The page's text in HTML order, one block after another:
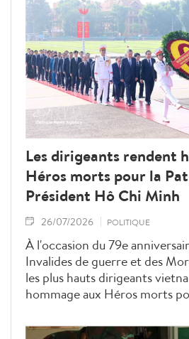
Les dirigeants rendent
Héros morts pour la
Président Hô Chi Minh
26/07/2026 POLITIQUE
À l'occasion du 79e
Invalides de guerre et des
les plus hauts dirigeants
hommage aux Héros morts